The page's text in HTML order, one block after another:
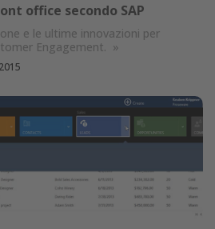
office secondo SAP
e le ultime innovazioni per
Engagement. »